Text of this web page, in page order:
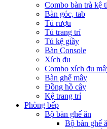
Combo bàn trà kệ
Bàn góc, tab
Tủ rượu
Tủ trang trí
Tủ kệ giầy
Bàn Console
Xích đu
Combo xích đu
Bàn ghế mây
Đồng hồ cây
Kệ trang trí
Phòng bếp
Bộ bàn ghế ăn
Bộ bàn ghế